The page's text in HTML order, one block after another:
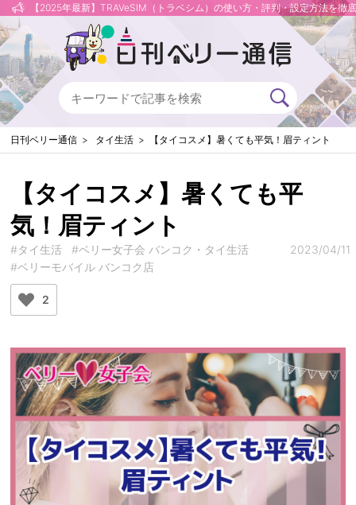
【2025年最新】TRAVeSIM（トラベシム）の使い方・評判・設定方法を徹
日刊ベリー通信 タイ生活 【タイコスメ】暑くても平気！眉ティント
【タイコスメ】暑くても平
気！眉ティント
#タイ生活
#ベリー女子会 バンコク・タイ生活
#ベリーモバイル バンコク店
2023/04/11
2